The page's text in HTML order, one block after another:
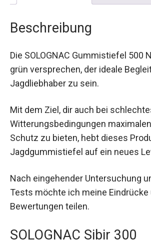
Beschreibung
Die SOLOGNAC Gummistiefel 500
grün versprechen, der ideale
Jagdliebhaber zu sein.
Mit dem Ziel, dir auch bei
Witterungsbedingungen
Schutz zu bieten, hebt dieses
Jagdgummistiefel auf ein neues
Nach eingehender Untersuchung
Tests möchte ich meine Eindrücke
Bewertungen teilen.
SOLOGNAC Sibir 300